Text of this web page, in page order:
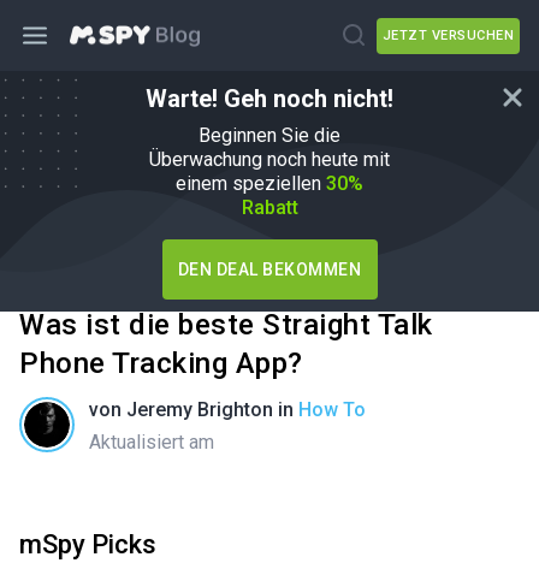
JETZT VERSUCHEN
Warte! Geh noch nicht!
Beginnen Sie die
Überwachung noch heute mit
einem speziellen 30%
Rabatt
DEN DEAL BEKOMMEN
Was ist die beste Straight Talk
Phone Tracking App?
von Jeremy Brighton in How To
Aktualisiert am
mSpy Picks